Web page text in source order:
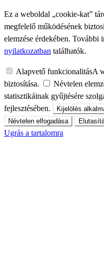
Ez a weboldal „cookie-kat”
megfelelő működésének
elemzése érdekében. További
nyilatkozatban találhatók.
Alapvető funkcionalitásA
biztosítása.
Névtelen
statisztikáinak gyűjtésére
fejlesztésében.
Kijelölés
Névtelen elfogadása
Ugrás a tartalomra